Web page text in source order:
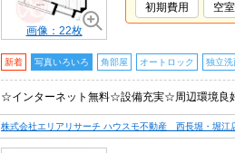
画像：22枚
初期費用
空
新着 写真いろいろ 角部屋 オートロック 独立洗
☆インターネット無料☆設備充実☆周辺環境良
株式会社エリアリサーチ ハウスモ不動産 西長堀・堀江